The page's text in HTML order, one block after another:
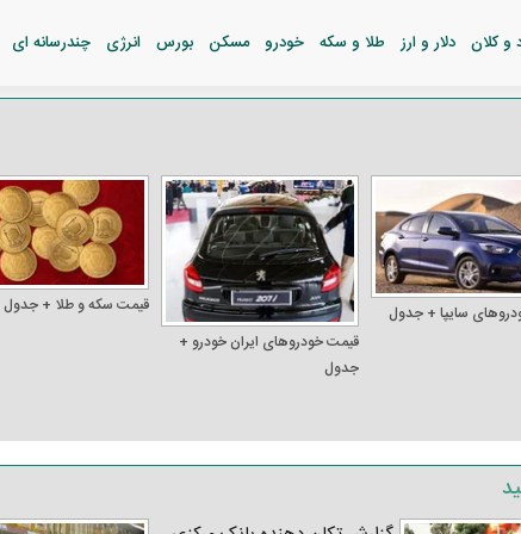
و کلان دلار و ارز طلا و سکه خودرو مسکن بورس انرژی چندرسانه ای
سایپا + جدول
قیمت خودرو‌های ایران خودرو +
جدول
قیمت سکه و طلا + جدول